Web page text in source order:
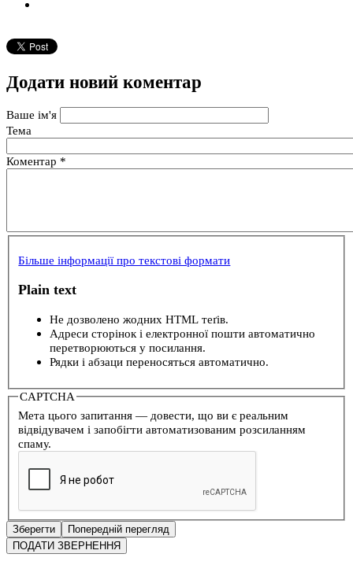
Додати новий коментар
Ваше ім'я
Тема
Коментар *
Більше інформації про текстові формати
Plain text
Не дозволено жодних HTML теґів.
Адреси сторінок і електронної пошти автоматично
перетворюються у посилання.
Рядки і абзаци переносяться автоматично.
CAPTCHA
Мета цього запитання — довести, що ви є реальним
відвідувачем і запобігти автоматизованим розсиланням
спаму.